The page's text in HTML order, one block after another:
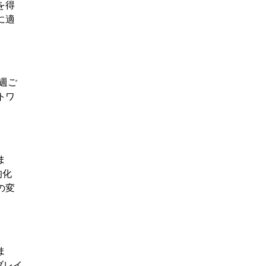
得
適
ご
ワ
化
変